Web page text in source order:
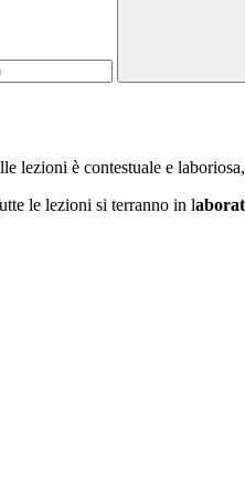
lezioni è contestuale e
le lezioni si terranno in l